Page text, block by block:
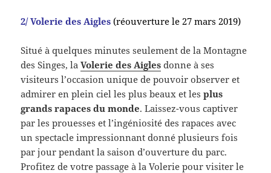
2/ Volerie des Aigles(réouverture le 27 mars 2019)
Situé à quelques minutes seulement de la Montagne
des Singes, laVolerie des Aigles donne à ses
visiteurs l’occasion unique de pouvoir observer et
admirer en plein ciel les plus beaux et lesplus
grands rapaces du monde. Laissez-vous captiver
par les prouesses et l’ingéniosité des rapaces avec
un spectacle impressionnant donné plusieurs fois
par jour pendant la saison d’ouverture du parc.
Profitez de votre passage à la Volerie pour visiter le